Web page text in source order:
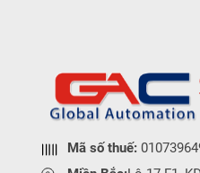
Mã số thuế: